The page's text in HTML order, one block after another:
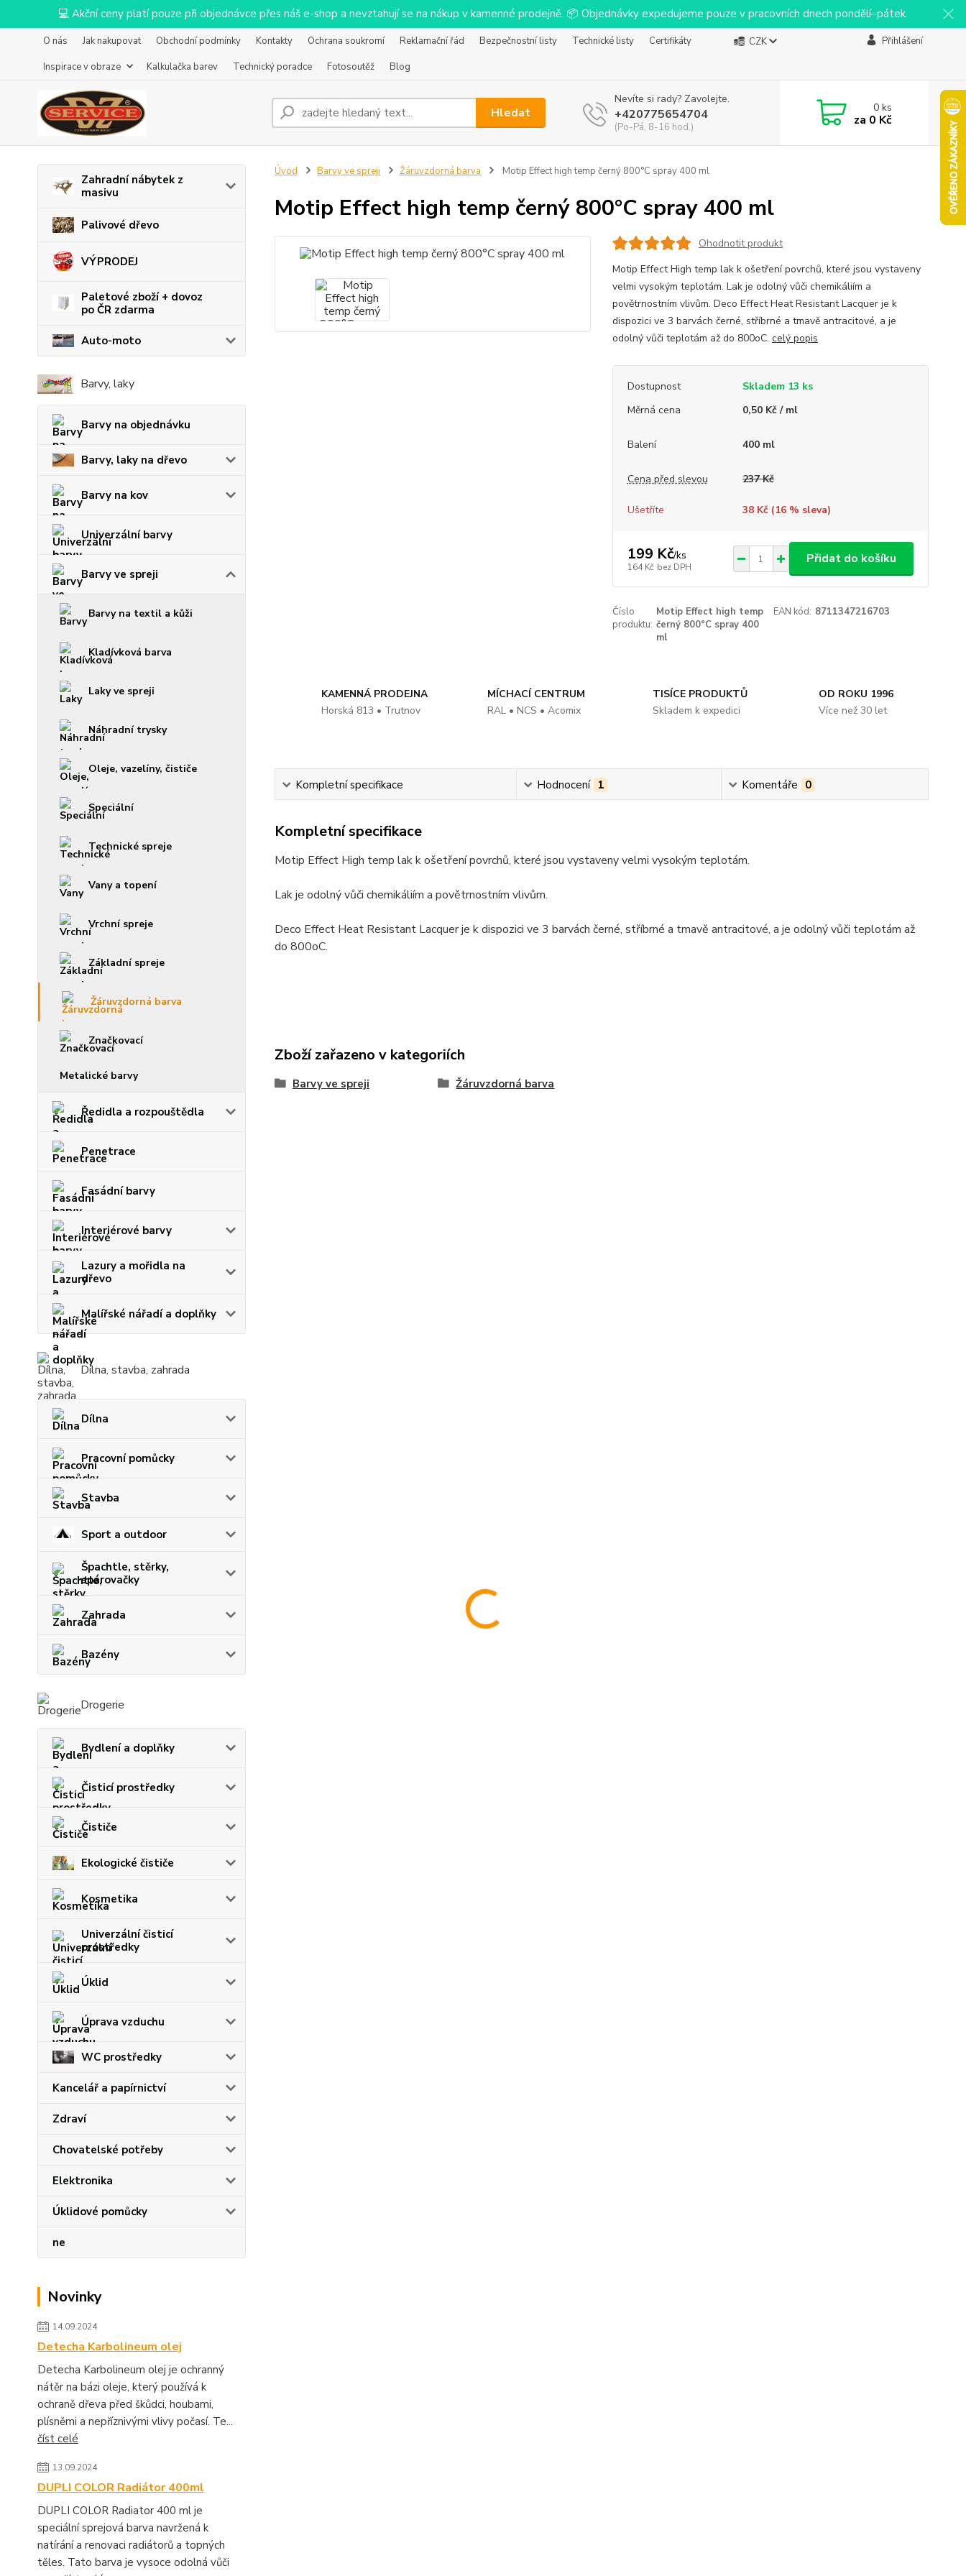
💻 Akční ceny platí pouze při objednávce přes náš e-shop a nevztahují se na nákup v kamenné prodejně. 📦 Objednávky expedujeme pouze v pracovních dnech pondělí–pátek.
O nás Jak nakupovat Obchodní podmínky Kontakty Ochrana soukromí Reklamační řád Bezpečnostní listy Technické listy
Certifikáty
Inspirace v obraze
Kalkulačka barev Technický poradce Fotosoutěž Blog
CZK Přihlášení
Hledat
Nevíte si rady? Zavolejte.
+420775654704
(Po-Pá, 8-16 hod.)
0ks
za 0 Kč
Zahradní nábytek z
masivu
Palivové dřevo
VÝPRODEJ
Paletové zboží + dovoz
po ČR zdarma
Auto-moto
Barvy, laky
Barvy na objednávku
Barvy, laky na dřevo
Barvy na kov
Univerzální barvy
Barvy ve spreji
Barvy na textil a kůži
Kladívková barva
Laky ve spreji
Náhradní trysky
Oleje, vazelíny, čističe
Speciální
Technické spreje
Vany a topení
Vrchní spreje
Základní spreje
Žáruvzdorná barva
Značkovací
Metalické barvy
Ředidla a rozpouštědla
Penetrace
Fasádní barvy
Interiérové barvy
Lazury a mořidla na
dřevo
Malířské nářadí a doplňky
Dílna, stavba, zahrada
Dílna
Pracovní pomůcky
Stavba
Sport a outdoor
Špachtle, stěrky,
spárovačky
Zahrada
Bazény
Drogerie
Bydlení a doplňky
Čisticí prostředky
Čističe
Ekologické čističe
Kosmetika
Univerzální čisticí
prostředky
Úklid
Úprava vzduchu
WC prostředky
Kancelář a papírnictví
Zdraví
Chovatelské potřeby
Elektronika
Úklidové pomůcky
ne
Novinky
14.09.2024
Detecha Karbolineum olej
Detecha Karbolineum olej je ochranný
nátěr na bázi oleje, který používá k
ochraně dřeva před škůdci, houbami,
plísněmi a nepříznivými vlivy počasí. Te...
číst celé
13.09.2024
DUPLI COLOR Radiátor 400ml
DUPLI COLOR Radiator 400 ml je
speciální sprejová barva navržená k
natírání a renovaci radiátorů a topných
těles. Tato barva je vysoce odolná vůči
Úvod Barvy ve spreji Žáruvzdorná barva Motip Effect high temp černý 800°C spray 400 ml
Motip Effect high temp černý 800°C spray 400 ml
Ohodnotit produkt
Motip Effect High temp lak k ošetření povrchů, které jsou vystaveny
velmi vysokým teplotám. Lak je odolný vůči chemikáliím a
povětrnostním vlivům. Deco Effect Heat Resistant Lacquer je k
dispozici ve 3 barvách černé, stříbrné a tmavě antracitové, a je
odolný vůči teplotám až do 800oC. celý popis
Dostupnost
Skladem 13 ks
Měrná cena
0,50 Kč / ml
Balení 400 ml
Cena před slevou 237 Kč
Ušetříte 38 Kč (16% sleva)
199 Kč/ks
164 Kč bez DPH
Přidat do košíku
Číslo
produktu:
Motip Effect high temp
černý 800°C spray 400
ml
EAN kód: 8711347216703
KAMENNÁ PRODEJNA
Horská 813 • Trutnov
MÍCHACÍ CENTRUM
RAL • NCS • Acomix
TISÍCE PRODUKTŮ
Skladem k expedici
OD ROKU 1996
Více než 30 let
Kompletní specifikace Hodnocení 1 Komentáře 0
Kompletní specifikace
Motip Effect High temp lak k ošetření povrchů, které jsou vystaveny velmi vysokým teplotám.
Lak je odolný vůči chemikáliím a povětrnostním vlivům.
Deco Effect Heat Resistant Lacquer je k dispozici ve 3 barvách černé, stříbrné a tmavě antracitové, a je odolný vůči teplotám až
do 800oC.
Zboží zařazeno v kategoriích
Barvy ve spreji Žáruvzdorná barva